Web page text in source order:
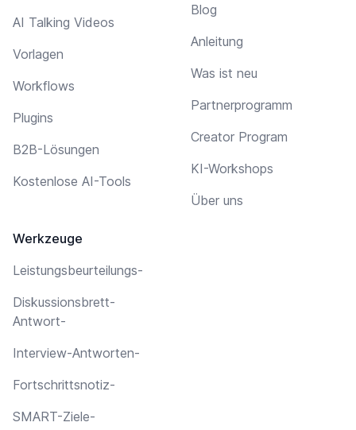
AI Talking Videos
Vorlagen
Workflows
Plugins
B2B-Lösungen
Kostenlose AI-Tools
Werkzeuge
Leistungsbeurteilungs-
Diskussionsbrett-
Antwort-
Interview-Antworten-
Fortschrittsnotiz-
SMART-Ziele-
Blog
Anleitung
Was ist neu
Partnerprogramm
Creator Program
KI-Workshops
Über uns